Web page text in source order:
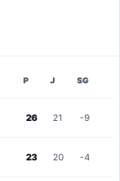
P J SG
26 21 -9
23 20 -4